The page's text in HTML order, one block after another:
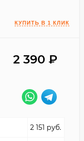
2 390 ₽
2 151 руб.